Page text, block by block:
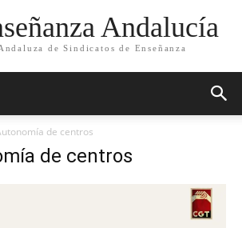
Andalucía
de Sindicatos de Enseñanza
de centros
de centros